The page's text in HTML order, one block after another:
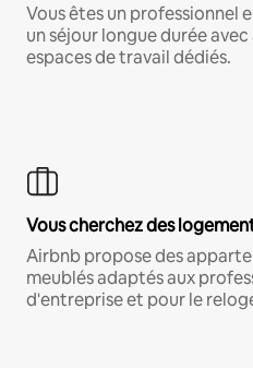
Vous êtes un professionnel
un séjour longue durée
espaces de travail dédiés.
Vous cherchez des
Airbnb propose des
meublés adaptés aux
d'entreprise et pour le